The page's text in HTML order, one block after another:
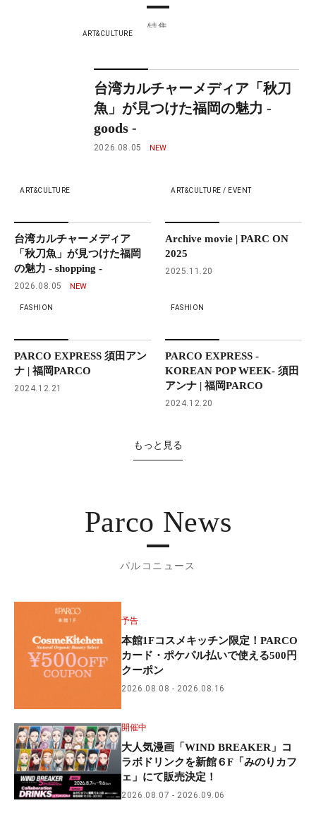
特集
ART&CULTURE
台湾カルチャーメディア「秋刀
魚」が見つけた福岡の魅力 -
goods -
2026.08.05
ART&CULTURE
台湾カルチャーメディア
「秋刀魚」が見つけた福岡
の魅力 - shopping -
2026.08.05
ART&CULTURE / EVENT
Archive movie | PARC ON
2025
2025.11.20
FASHION
PARCO EXPRESS 須田アン
ナ | 福岡PARCO
2024.12.21
FASHION
PARCO EXPRESS -
KOREAN POP WEEK- 須田
アンナ | 福岡PARCO
2024.12.20
もっと見る
Parco News
パルコニュース
予告
本館1Fコスメキッチン限定！PARCO
カード・ポケパル払いで使える500円
クーポン
2026.08.08 2026.08.16
開催中
大人気漫画「WIND BREAKER」コ
ラボドリンクを新館６F「みのりカフ
ェ」にて販売決定！
2026.08.07 2026.09.06